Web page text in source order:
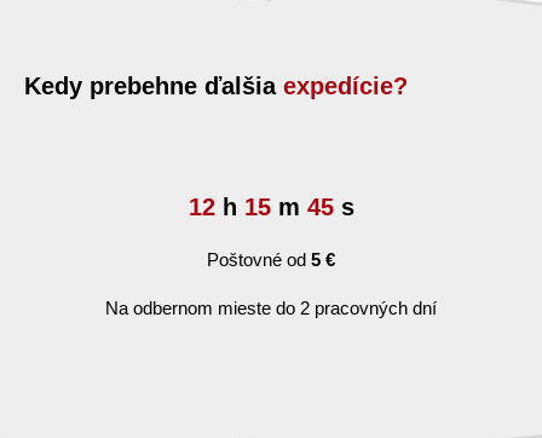
Kedy prebehne ďalšia expedície?
12h 15m 44s
Poštovné od 5 €
Na odbernom mieste do 2 pracovných dní